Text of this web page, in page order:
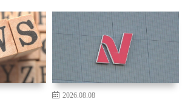
2026.08.08